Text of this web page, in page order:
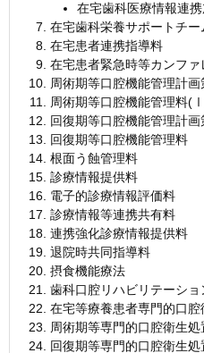
在宅歯科医療情報連
在宅歯科栄養サポートチ
在宅患者連携指導料
在宅患者緊急時等カンファ
周術期等口腔機能管理計画
周術期等口腔機能管理料
回復期等口腔機能管理計画
回復期等口腔機能管理料
根面う蝕管理料
診療情報提供料
電子的診療情報評価料
診療情報等連携共有料
連携強化診療情報提供料
退院時共同指導料
摂食機能療法
歯科口腔リハビリテーショ
在宅等療養患者専門的口腔
周術期等専門的口腔衛生処
回復期等専門的口腔衛生処